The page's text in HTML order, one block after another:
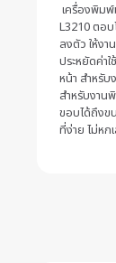
เครื่องพิม
L3210 ตอ
ลงตัว ให้ง
ประหยัดค่า
หน้า สำหรับ
สำหรับงา
ขอบได้ถึงข
ที่ง่าย ไม่หก